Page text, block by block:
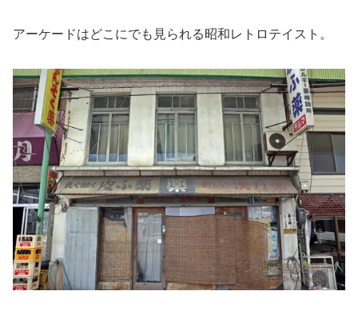
アーケードはどこにでも見られる昭和レトロテイスト。